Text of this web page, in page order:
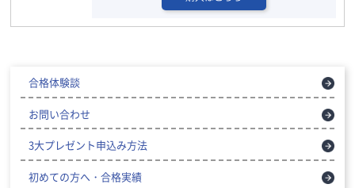
合格体験談
お問い合わせ
3大プレゼント申込み方法
初めての方へ・合格実績